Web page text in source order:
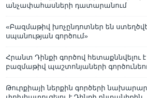
անչափահասների դատարանում
«Բազմաթիվ խոչընդոտներ են
սպանության գործում»
Հրանտ Դինքի գործով հետաքննվելու է
բազմաթիվ պաշտոնյաների
Թուրքիայի ներքին գործերի